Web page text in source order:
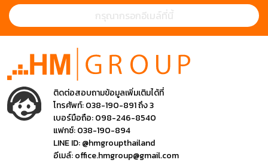
ติดต่อสอบถามข้อมูลเพิ่มเติมได้ที่
โทรศัพท์:038-190-891 ถึง 3
เบอร์มือถือ:098-246-8540
แฟกซ์:038-190-894
LINE ID:@hmgroupthailand
อีเมล์:office.hmgroup@gmail.com